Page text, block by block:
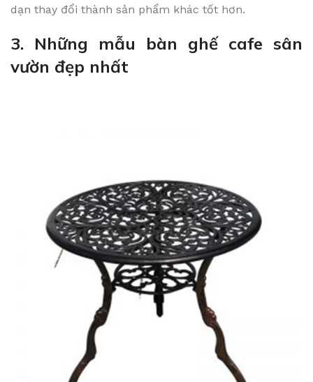
dạn thay đổi thành sản phẩm khác tốt hơn.
3. Những mẫu bàn ghế cafe sân
vườn đẹp nhất